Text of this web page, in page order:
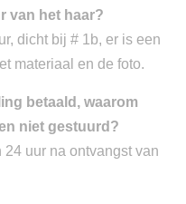
van het haar?
dicht bij # 1b, er is een
materiaal en de foto.
betaald, waarom
niet gestuurd?
uur na ontvangst van